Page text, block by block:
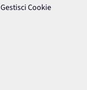
Gestisci Cookie